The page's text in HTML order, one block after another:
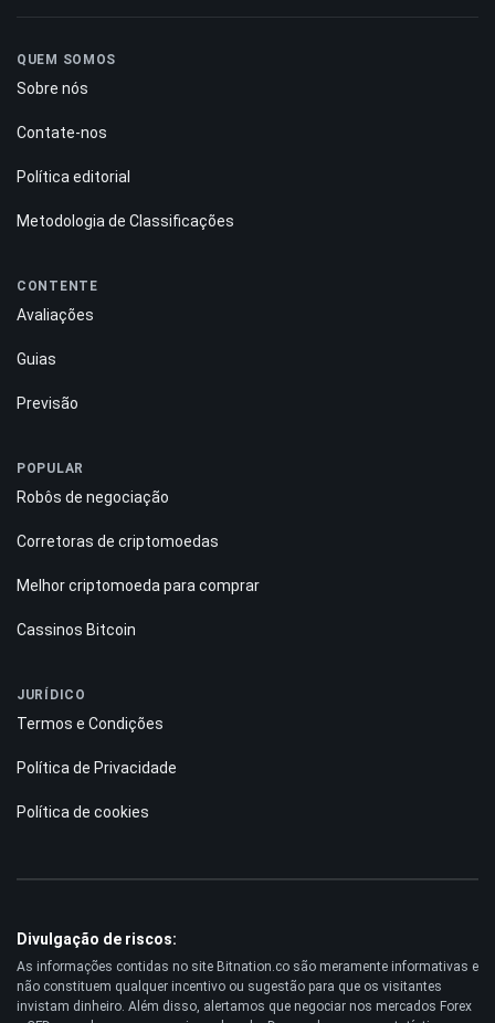
QUEM SOMOS
Sobre nós
Contate-nos
Política editorial
Metodologia de Classificações
CONTENTE
Avaliações
Guias
Previsão
POPULAR
Robôs de negociação
Corretoras de criptomoedas
Melhor criptomoeda para comprar
Cassinos Bitcoin
JURÍDICO
Termos e Condições
Política de Privacidade
Política de cookies
Divulgação de riscos:
As informações contidas no site Bitnation.co são meramente informativas e
não constituem qualquer incentivo ou sugestão para que os visitantes
invistam dinheiro. Além disso, alertamos que negociar nos mercados Forex